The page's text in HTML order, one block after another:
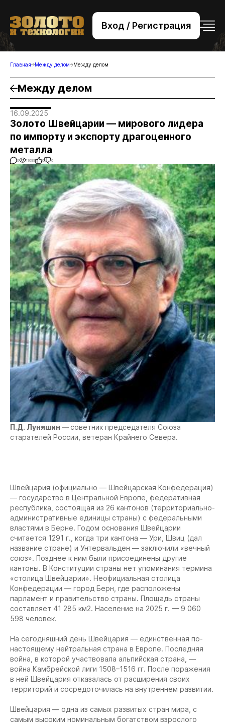
Вход / Регистрация
+7 (495) 221-76-32
bsv@zolteh.ru
Главная Между делом Между делом
Между делом
16.09.2025
Золото Швейцарии — мирового лидера
по импорту и экспорту драгоценного
металла
0 11099 0 0
П.Д. Луняшин — советник председателя Союза
старателей России, ветеран Крайнего Севера.
Швейцария (официально — Швейцарская Конфедерация)
— государство в Центральной Европе, федеративная
республика, состоящая из 26 кантонов (территориально-
административные единицы страны) с федеральными
властями в Берне. Годом основания Швейцарии
считается 1291 г., когда три кантона — Ури, Швиц (дал
название стране) и Унтервальден — заключили «вечный
союз». Позднее к ним были присоединены другие
кантоны. В Конституции страны нет упоминания термина
«столица Швейцарии». Неофициальная столица
Конфедерации — город Берн, где расположены
парламент и правительство страны. Площадь страны
составляет 41 285 км2. Население на 2025 г. — 9 060
598 человек.
На сегодняшний день Швейцария — единственная по-
настоящему нейтральная страна в Европе. Последняя
война, в которой участвовала альпийская страна, —
война Камбрейской лиги 1508–1516 гг. После поражения
в ней Швейцария отказалась от расширения своих
территорий и сосредоточилась на внутреннем развитии.
Швейцария — одна из самых развитых стран мира, с
самым высоким номинальным богатством взрослого